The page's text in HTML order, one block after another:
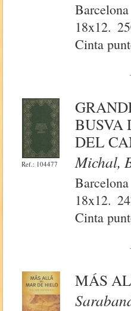
18x12.
Cinta
Ref.: 104477
BUSVA
DEL
Michal,
18x12.
Cinta
MÁS